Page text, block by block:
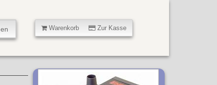
Warenkorb Zur Kasse